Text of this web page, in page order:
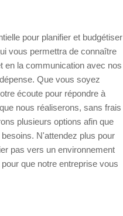
pour planifier et budgétiser
vous permettra de connaître
en la communication avec nos
Que vous soyez
écoute pour répondre à
nous réaliserons, sans frais
plusieurs options afin que
N'attendez plus pour
pas vers un environnement
que notre entreprise vous